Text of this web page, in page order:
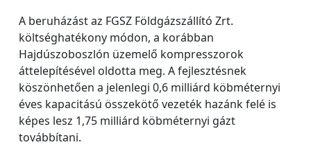
A beruházást az FGSZ Földgázszállító Zrt.
költséghatékony módon, a korábban
Hajdúszoboszlón üzemelő kompresszorok
áttelepítésével oldotta meg. A fejlesztésnek
köszönhetően a jelenlegi 0,6 milliárd köbméternyi
éves kapacitású összekötő vezeték hazánk felé is
képes lesz 1,75 milliárd köbméternyi gázt
továbbítani.